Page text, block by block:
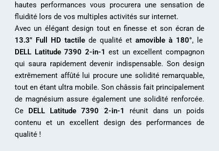
hautes performances vous procurera une sensation de
fluidité lors de vos multiples activités sur internet.
Avec un élégant design tout en finesse et son écran de
13.3″ Full HD tactile de qualité et amovible à 180°, le
DELL Latitude 7390 2-in-1 est un excellent compagnon
qui saura rapidement devenir indispensable. Son design
extrêmement affûté lui procure une solidité remarquable,
tout en étant ultra mobile. Son châssis fait principalement
de magnésium assure également une solidité renforcée.
Ce DELL Latitude 7390 2-in-1
réunit dans un poids
contenu et un excellent design des performances de
qualité !